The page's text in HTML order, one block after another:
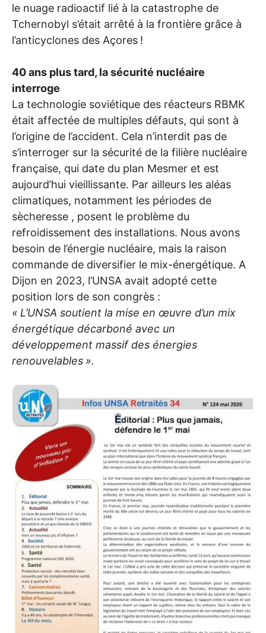
le nuage radioactif lié à la catastrophe de
Tchernobyl s’était arrêté à la frontière grâce à
l’anticyclones des Açores !
40 ans plus tard, la sécurité nucléaire
interroge
La technologie soviétique des réacteurs RBMK
était affectée de multiples défauts, qui sont à
l’origine de l’accident. Cela n’interdit pas de
s’interroger sur la sécurité de la filière nucléaire
française, qui date du plan Mesmer et est
aujourd’hui vieillissante. Par ailleurs les aléas
climatiques, notamment les périodes de
sècheresse , posent le problème du
refroidissement des installations. Nous avons
besoin de l’énergie nucléaire, mais la raison
commande de diversifier le mix-énergétique. A
Dijon en 2023, l’UNSA avait adopté cette
position lors de son congrès :
« L’UNSA soutient la mise en œuvre d’un mix
énergétique décarboné avec un
développement massif des énergies
renouvelables ».